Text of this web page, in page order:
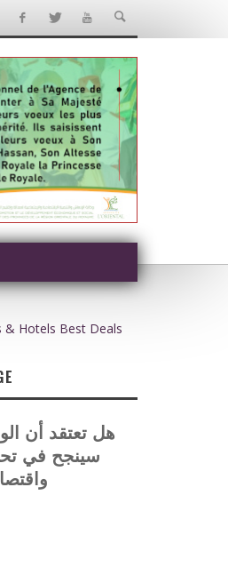
& Hotels Best Deals
هل تعتقد أن
سينجح في